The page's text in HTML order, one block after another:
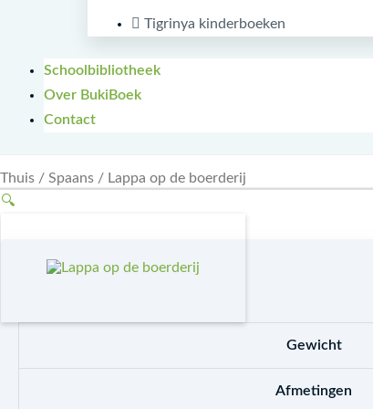
Tigrinya kinderboeken
Schoolbibliotheek
Over BukiBoek
Contact
Thuis / Spaans / Lappa op de boerderij
🔍
Gewicht
Afmetingen